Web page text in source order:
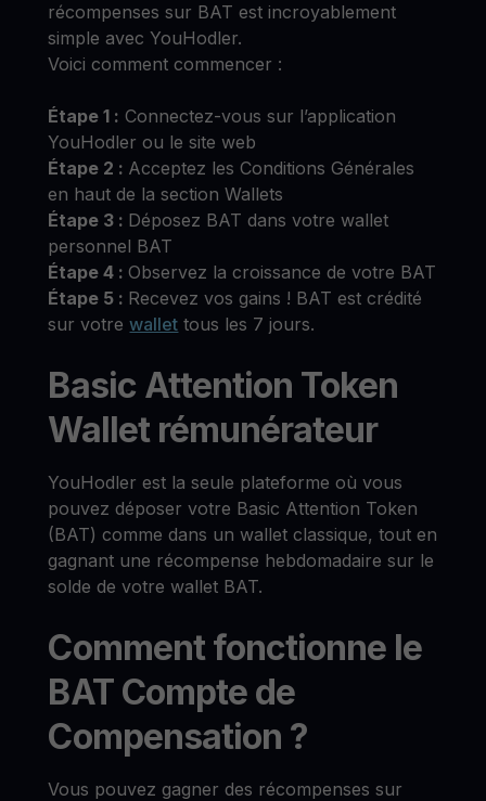
récompenses sur BAT est incroyablement
simple avec YouHodler.
Voici comment commencer :
Étape 1 : Connectez-vous sur l’application
YouHodler ou le site web
Étape 2 : Acceptez les Conditions Générales
en haut de la section Wallets
Étape 3 : Déposez BAT dans votre wallet
personnel BAT
Étape 4 :Observez la croissance de votre BAT
Étape 5 : Recevez vos gains ! BAT est crédité
sur votrewallet tous les 7 jours.
Basic Attention Token
Wallet rémunérateur
YouHodler est la seule plateforme où vous
pouvez déposer votre Basic Attention Token
(BAT) comme dans un wallet classique, tout en
gagnant une récompense hebdomadaire sur le
solde de votre wallet BAT.
Comment fonctionne le
BAT Compte de
Compensation ?
Vous pouvez gagner des récompenses sur